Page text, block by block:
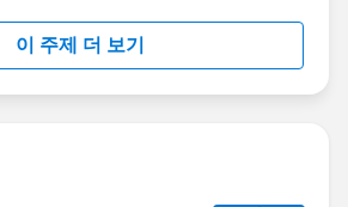
이 주제 더 보기